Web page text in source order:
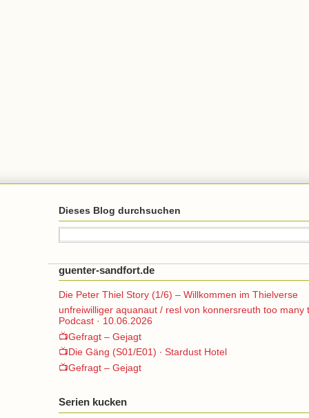
Dieses Blog durchsuchen
guenter-sandfort.de
Die Peter Thiel Story (1/6) – Willkommen im Thielverse
unfreiwilliger aquanaut / resl von konnersreuth too many
Podcast · 10.06.2026
📺Gefragt – Gejagt
📺Die Gäng (S01/E01) ∙ Stardust Hotel
📺Gefragt – Gejagt
Serien kucken